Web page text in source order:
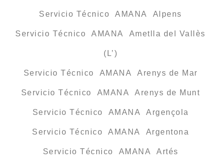
Servicio Técnico AMANA Alpens
Servicio Técnico AMANA Ametlla del Vallès
(L’)
Servicio Técnico AMANA Arenys de Mar
Servicio Técnico AMANA Arenys de Munt
Servicio Técnico AMANA Argençola
Servicio Técnico AMANA Argentona
Servicio Técnico AMANA Artés